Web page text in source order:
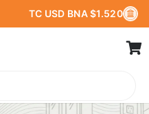
TC USD BNA $1.520